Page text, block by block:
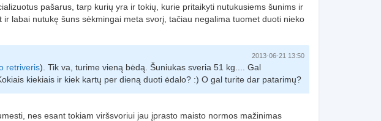
pašarus, tarp kurių yra ir tokių, kurie pritaikyti nutukusiems šunims ir
labai nutukę šuns sėkmingai meta svorį, tačiau negalima tuomet duoti nieko
2013-06-21 13:50
retriveris). Tik va, turime vieną bėdą. Šuniukas sveria 51 kg.... Gal
kiekiais ir kiek kartų per dieną duoti ėdalo? :) O gal turite dar patarimų?
nes esant tokiam viršsvoriui jau įprasto maisto normos mažinimas